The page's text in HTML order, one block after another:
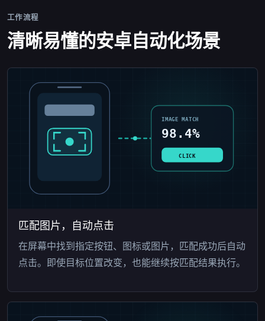
工作流程
清晰易懂的安卓自动化场景
IMAGE MATCH
98.4%
CLICK
匹配图片，自动点击
在屏幕中找到指定按钮、图标或图片，匹配成功后自动
点击。即使目标位置改变，也能继续按匹配结果执行。